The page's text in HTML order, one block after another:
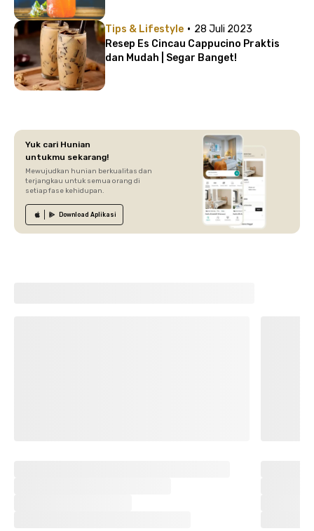
Tips & Lifestyle · 28 Juli 2023
Resep Es Cincau Cappucino Praktis
dan Mudah | Segar Banget!
Yuk cari Hunian
untukmu sekarang!
Mewujudkan hunian berkualitas dan
terjangkau untuk semua orang di
setiap fase kehidupan.
Download Aplikasi